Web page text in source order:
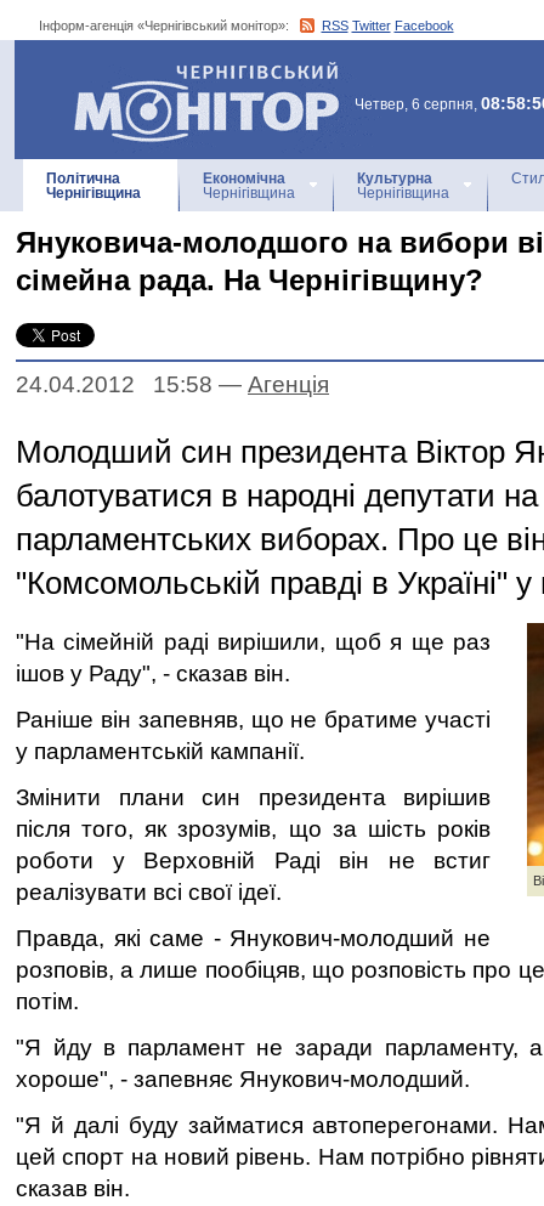
Інформ-агенція «Чернігівський монітор»: RSS Twitter Facebook
Інформ-агенція
«Чернігівський монітор»
Четвер, 6 серпня,
Політична
Чернігівщина
Економічна
Чернігівщина
Культурна
Чернігівщина
Януковича-молодшого на вибори
сімейна рада. На Чернігівщину?
24.04.2012 15:58 — Агенцiя
Молодший син президента Віктор
балотуватися в народні депутати
парламентських виборах. Про це
"Комсомольській правді в Україні" у
"На сімейній раді вирішили, щоб я ще раз
ішов у Раду", - сказав він.
Раніше він запевняв, що не братиме участі
у парламентській кампанії.
Змінити плани син президента вирішив
після того, як зрозумів, що за шість років
роботи у Верховній Раді він не встиг
реалізувати всі свої ідеї.
Правда, які саме - Янукович-молодший не
розповів, а лише пообіцяв, що розповість про
потім.
"Я йду в парламент не заради парламенту,
хороше", - запевняє Янукович-молодший.
"Я й далі буду займатися автоперегонами.
цей спорт на новий рівень. Нам потрібно
сказав він.